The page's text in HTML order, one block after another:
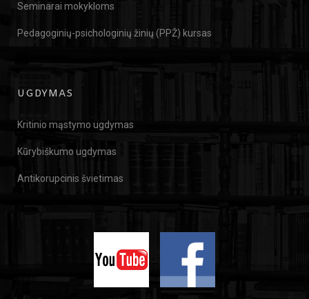
Seminarai mokykloms
Pedagoginių-psichologinių žinių (PPŽ) kursas
UGDYMAS
Kritinio mąstymo ugdymas
Kūrybiškumo ugdymas
Antikorupcinis švietimas